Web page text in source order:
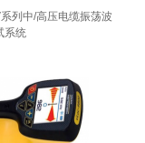
列中/高压电缆振荡波
系统